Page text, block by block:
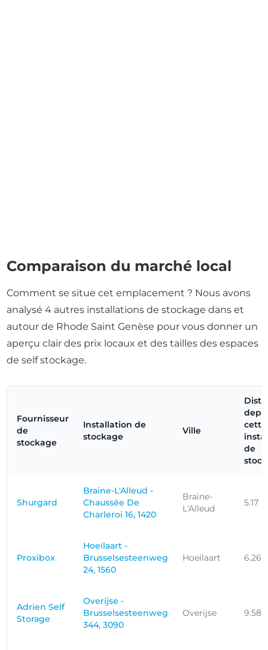
Comparaison du marché local
Comment se situe cet emplacement ? Nous avons
analysé 4 autres installations de stockage dans et
autour de Rhode Saint Genèse pour vous donner un
aperçu clair des prix locaux et des tailles des espaces
de self stockage.
Fournisseur
de
stockage
Installation de
stockage
Ville
cette
de
Shurgard
Braine-L'Alleud -
Chaussée De
Charleroi 16, 1420
Braine-
L'Alleud
5.17
Proxibox
Hoeilaart -
Brusselsesteenweg
24, 1560
Hoeilaart 6.26
Adrien Self
Storage
Overijse -
Brusselsesteenweg
344, 3090
Overijse 9.58